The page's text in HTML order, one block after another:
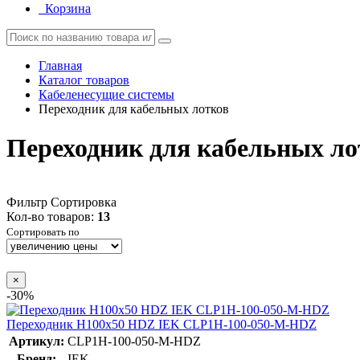
Корзина
Главная
Каталог товаров
Кабеленесущие системы
Переходник для кабельных лотков
Переходник для кабельных
Фильтр Сортировка
Кол-во товаров: 13
Сортировать по
×
-30%
Переходник H100х50 HDZ IEK CLP1H-100-050-M-HDZ
Артикул: CLP1H-100-050-M-HDZ